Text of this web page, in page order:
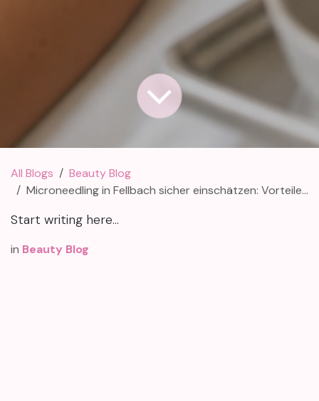
All Blogs
Beauty Blog
Microneedling in Fellbach sicher einschätzen: Vorteile, Risiken, Hygiene
Start writing here...
in Beauty Blog